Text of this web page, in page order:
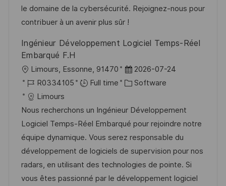
t
y
le domaine de la cybersécurité. Rejoignez-nous pour
contribuer à un avenir plus sûr !
Ingénieur Développement Logiciel Temps-Réel
Embarqué F.H
L
o
c
a
t
i
o
n
Limours, Essonne, 91470
P
o
t
e
d
D
a
t
2026-07-24
J
o
b
I
d
R0334105 Full time
C
t
e
g
o
r
y
Software
Limours
Nous recherchons un Ingénieur Développement
Logiciel Temps-Réel Embarqué pour rejoindre notre
équipe dynamique. Vous serez responsable du
développement de logiciels de supervision pour nos
radars, en utilisant des technologies de pointe. Si
vous êtes passionné par le développement logiciel